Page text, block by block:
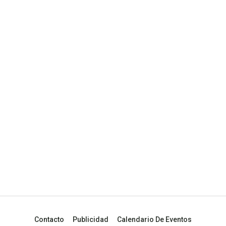
Contacto Publicidad Calendario De Eventos